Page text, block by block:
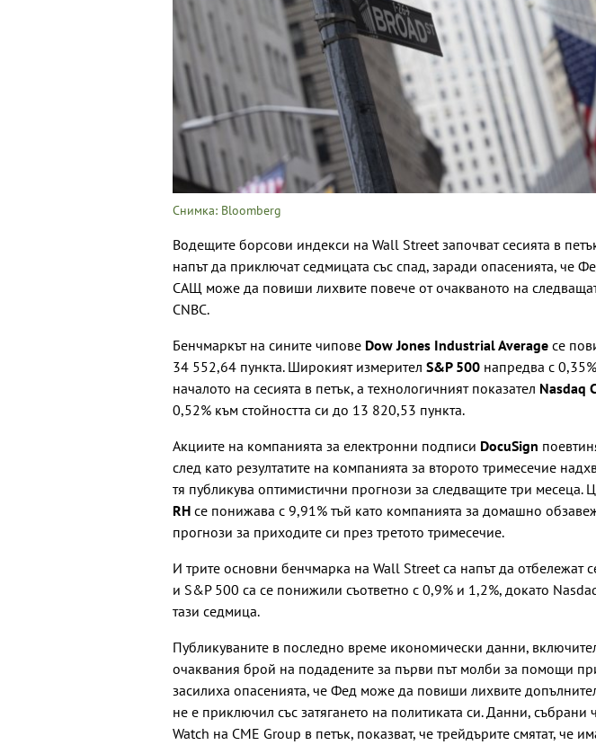
Снимка: Bloomberg
Водещите борсови индекси на Wall Street започват сесията в
напът да приключат седмицата със спад, заради опасенията, че
САЩ може да повиши лихвите повече от очакваното на
CNBC.
Бенчмаркът на сините чипове Dow Jones Industrial Average се
34 552,64 пункта. Широкият измерител S&P 500 напредва с
началото на сесията в петък, а технологичният показател Nasdaq
0,52% към стойността си до 13 820,53 пункта.
Акциите на компанията за електронни подписи DocuSign
след като резултатите на компанията за второто тримесечие
тя публикува оптимистични прогнози за следващите три месеца.
RH се понижава с 9,91% тъй като компанията за домашно
прогнози за приходите си през третото тримесечие.
И трите основни бенчмарка на Wall Street са напът да отбележат
и S&P 500 са се понижили съответно с 0,9% и 1,2%, докато
тази седмица.
Публикуваните в последно време икономически данни,
очаквания брой на подадените за първи път молби за помощи
засилиха опасенията, че Фед може да повиши лихвите
не е приключил със затягането на политиката си. Данни, събрани
Watch на CME Group в петък, показват, че трейдърите смятат, че